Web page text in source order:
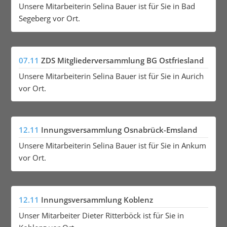
Unsere Mitarbeiterin Selina Bauer ist für Sie in Bad
Segeberg vor Ort.
07.11 ZDS Mitgliederversammlung BG Ostfriesland
Unsere Mitarbeiterin Selina Bauer ist für Sie in Aurich
vor Ort.
12.11 Innungsversammlung Osnabrück-Emsland
Unsere Mitarbeiterin Selina Bauer ist für Sie in Ankum
vor Ort.
12.11 Innungsversammlung Koblenz
Unser Mitarbeiter Dieter Ritterböck ist für Sie in